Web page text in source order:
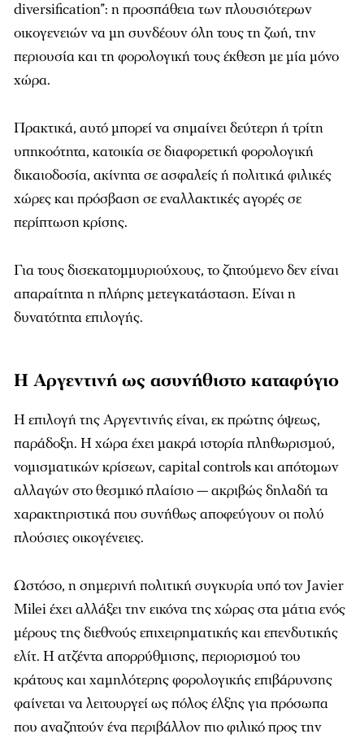
diversification”: η προσπάθεια των πλουσιότερων
οικογενειών να μη συνδέουν όλη τους τη ζωή, την
περιουσία και τη φορολογική τους έκθεση με μία μόνο
χώρα.
Πρακτικά, αυτό μπορεί να σημαίνει δεύτερη ή τρίτη
υπηκοότητα, κατοικία σε διαφορετική φορολογική
δικαιοδοσία, ακίνητα σε ασφαλείς ή πολιτικά φιλικές
χώρες και πρόσβαση σε εναλλακτικές αγορές σε
περίπτωση κρίσης.
Για τους δισεκατομμυριούχους, το ζητούμενο δεν είναι
απαραίτητα η πλήρης μετεγκατάσταση. Είναι η
δυνατότητα επιλογής.
Η Αργεντινή ως ασυνήθιστο καταφύγιο
Η επιλογή της Αργεντινής είναι, εκ πρώτης όψεως,
παράδοξη. Η χώρα έχει μακρά ιστορία πληθωρισμού,
νομισματικών κρίσεων, capital controls και απότομων
αλλαγών στο θεσμικό πλαίσιο — ακριβώς δηλαδή τα
χαρακτηριστικά που συνήθως αποφεύγουν οι πολύ
πλούσιες οικογένειες.
Ωστόσο, η σημερινή πολιτική συγκυρία υπό τον Javier
Milei έχει αλλάξει την εικόνα της χώρας στα μάτια ενός
μέρους της διεθνούς επιχειρηματικής και επενδυτικής
ελίτ. Η ατζέντα απορρύθμισης, περιορισμού του
κράτους και χαμηλότερης φορολογικής επιβάρυνσης
φαίνεται να λειτουργεί ως πόλος έλξης για πρόσωπα
που αναζητούν ένα περιβάλλον πιο φιλικό προς την